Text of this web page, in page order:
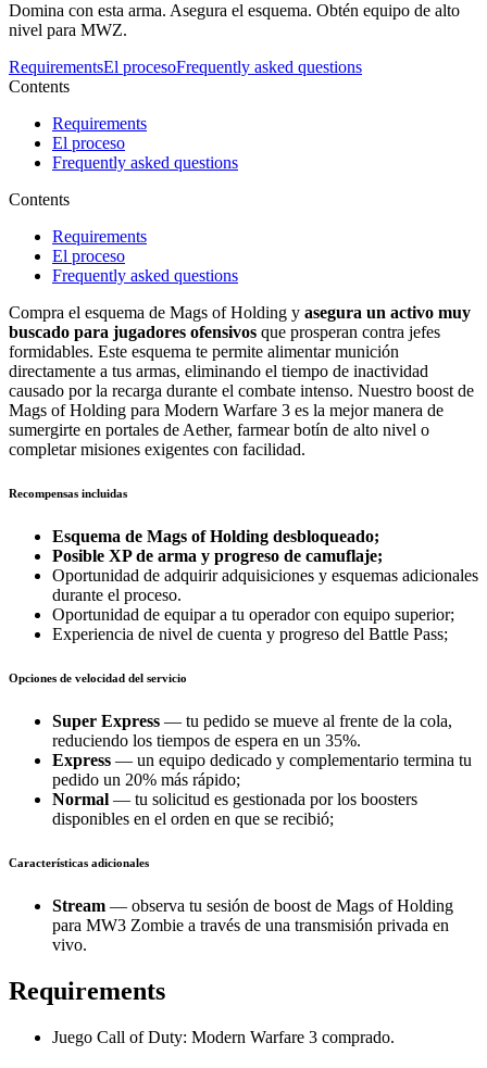
Domina con esta arma. Asegura el esquema. Obtén equipo de alto
nivel para MWZ.
RequirementsEl procesoFrequently asked questions
Contents
Requirements
El proceso
Frequently asked questions
Contents
Requirements
El proceso
Frequently asked questions
Compra el esquema de Mags of Holding y asegura un activo muy
buscado para jugadores ofensivos que prosperan contra jefes
formidables. Este esquema te permite alimentar munición
directamente a tus armas, eliminando el tiempo de inactividad
causado por la recarga durante el combate intenso. Nuestro boost de
Mags of Holding para Modern Warfare 3 es la mejor manera de
sumergirte en portales de Aether, farmear botín de alto nivel o
completar misiones exigentes con facilidad.
Recompensas incluidas
Esquema de Mags of Holding desbloqueado;
Posible XP de arma y progreso de camuflaje;
Oportunidad de adquirir adquisiciones y esquemas adicionales
durante el proceso.
Oportunidad de equipar a tu operador con equipo superior;
Experiencia de nivel de cuenta y progreso del Battle Pass;
Opciones de velocidad del servicio
Super Express — tu pedido se mueve al frente de la cola,
reduciendo los tiempos de espera en un 35%.
Express — un equipo dedicado y complementario termina tu
pedido un 20% más rápido;
Normal — tu solicitud es gestionada por los boosters
disponibles en el orden en que se recibió;
Características adicionales
Stream — observa tu sesión de boost de Mags of Holding
para MW3 Zombie a través de una transmisión privada en
vivo.
Requirements
Juego Call of Duty: Modern Warfare 3 comprado.